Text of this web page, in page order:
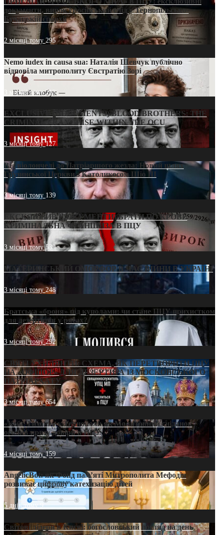
документи, вирок і російський слід у Тернопільсько-
Бучацькій єпархії
2 місяці тому 295
Nemo iudex in causa sua: Наталія Шевчук публічно
відповіла митрополиту Євстратію Зорі
3 місяці тому213
EXCLUSIVE (DOCUMENTS)/BLOOD BROTHERS: THE
CRIMINAL FRANCHISE WITHIN THE OCU
3 місяці тому127
Від віолончелі до Патріаршого жезла: Новий шлях
Грузинської Церкви з Католикосом Шіо III
3 місяці тому 139
ЕКСКЛЮЗИВ (ДОКУМЕНТИ)/БРАТИ ПО КРОВІ:
КРИМІНАЛЬНА ФРАНШИЗА В ПЦУ
3 місяці тому539
МАТЕРИНСЬКИЙ ОМОРФОР В ЧАС ВІЙНИ В УКРАЇНІ
3 місяці тому248
Братська «броня» під куполами: чи стане ПЦУ прихистком
для дезертирів у рясах?
3 місяці тому292
СВЯТІ УХИЛЯНТИ: СХЕМА, ЯК ПЕРЕТВОРИТИ ПЦУ
НА «ОФШОР» ДЛЯ ДЕЗЕРТИРА ІЗ МОСКОВСЬКОГО
ПАТРІАРХАТУ
3 місяці тому654
«Кейс Тихона» у Тернополі: як Молитовний сніданок
оголив кризу довіри в ПЦУ
4 місяці тому159
AngelicBot: як Фонд пам’яті Митрополита Мефодія
розвиває цифрову катехизацію дітей
5 днів тому9
Світові лідери в Києві: богословський погляд на день